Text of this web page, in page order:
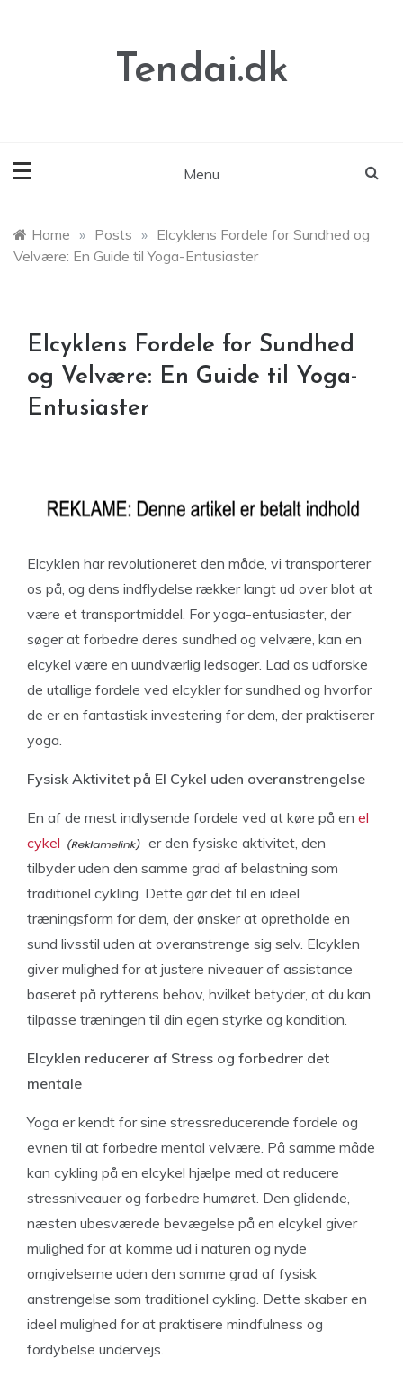
Tendai.dk
Menu
Home » Posts » Elcyklens Fordele for Sundhed og
Velvære: En Guide til Yoga-Entusiaster
Elcyklens Fordele for Sundhed
og Velvære: En Guide til Yoga-
Entusiaster
Elcyklen har revolutioneret den måde, vi transporterer
os på, og dens indflydelse rækker langt ud over blot at
være et transportmiddel. For yoga-entusiaster, der
søger at forbedre deres sundhed og velvære, kan en
elcykel være en uundværlig ledsager. Lad os udforske
de utallige fordele ved elcykler for sundhed og hvorfor
de er en fantastisk investering for dem, der praktiserer
yoga.
Fysisk Aktivitet på El Cykel uden overanstrengelse
En af de mest indlysende fordele ved at køre på en el
cykel
er den fysiske aktivitet, den
tilbyder uden den samme grad af belastning som
traditionel cykling. Dette gør det til en ideel
træningsform for dem, der ønsker at opretholde en
sund livsstil uden at overanstrenge sig selv. Elcyklen
giver mulighed for at justere niveauer af assistance
baseret på rytterens behov, hvilket betyder, at du kan
tilpasse træningen til din egen styrke og kondition.
Elcyklen reducerer af Stress og forbedrer det
mentale
Yoga er kendt for sine stressreducerende fordele og
evnen til at forbedre mental velvære. På samme måde
kan cykling på en elcykel hjælpe med at reducere
stressniveauer og forbedre humøret. Den glidende,
næsten ubesværede bevægelse på en elcykel giver
mulighed for at komme ud i naturen og nyde
omgivelserne uden den samme grad af fysisk
anstrengelse som traditionel cykling. Dette skaber en
ideel mulighed for at praktisere mindfulness og
fordybelse undervejs.